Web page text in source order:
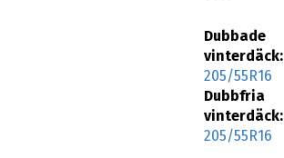
Dubbade
vinterdäck:
205/55R16
Dubbfria
vinterdäck:
205/55R16